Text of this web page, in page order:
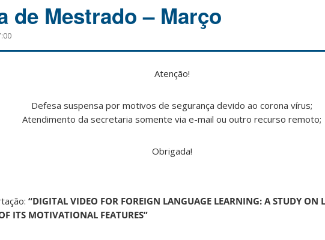
de Mestrado – Março
Atenção!
Defesa suspensa por motivos de segurança devido ao corona vírus;
Atendimento da secretaria somente via e-mail ou outro recurso remoto;
Obrigada!
“DIGITAL VIDEO FOR FOREIGN LANGUAGE LEARNING: A STUDY ON
ITS MOTIVATIONAL FEATURES”